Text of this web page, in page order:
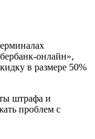
онлайн»,
в размере 50%
штрафа и
проблем с